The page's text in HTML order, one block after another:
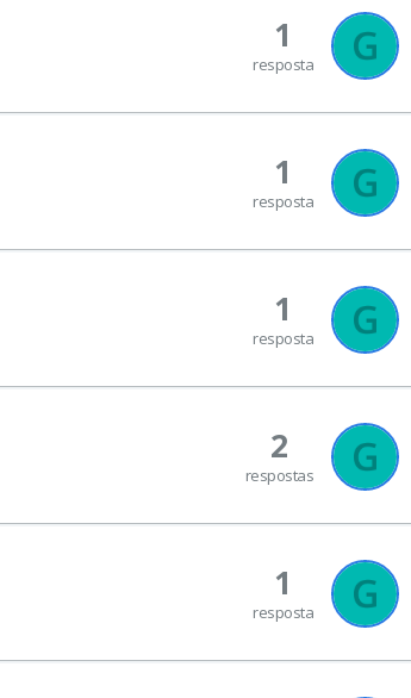
1
resposta
1
resposta
1
resposta
2
respostas
1
resposta